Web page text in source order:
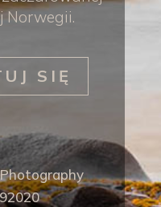
Norwegii.
SIĘ